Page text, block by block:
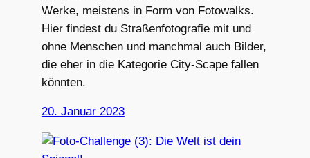
Werke, meistens in Form von Fotowalks.
Hier findest du Straßenfotografie mit und
ohne Menschen und manchmal auch Bilder,
die eher in die Kategorie City-Scape fallen
könnten.
20. Januar 2023